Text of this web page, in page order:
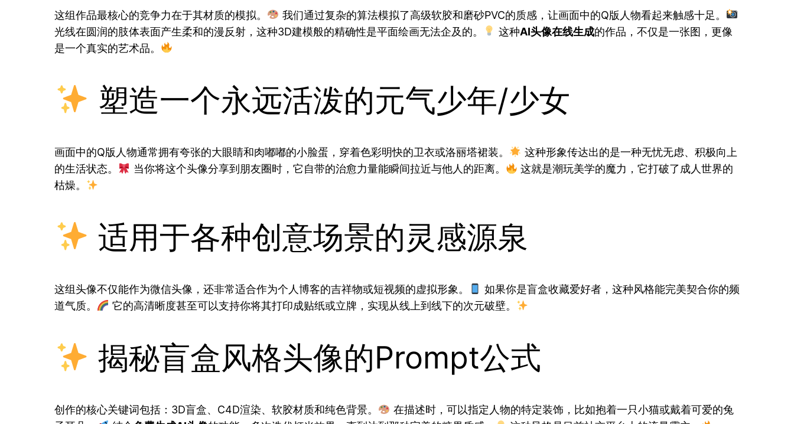
这组作品最核心的竞争力在于其材质的模拟。
我们通过复杂的算法模拟了高级软胶和磨砂PVC的质感，让画面中的Q版人物看起来触感十足。
光线在圆润的肢体表面产生柔和的漫反射，这种3D建模般的精确性是平面绘画无法企及的。
这种AI头像在线生成的作品，不仅是一张图，更像
是一个真实的艺术品。
塑造一个永远活泼的元气少年/少女
画面中的Q版人物通常拥有夸张的大眼睛和肉嘟嘟的小脸蛋，穿着色彩明快的卫衣或洛丽塔裙装。
这种形象传达出的是一种无忧无虑、积极向上
的生活状态。
当你将这个头像分享到朋友圈时，它自带的治愈力量能瞬间拉近与他人的距离。
这就是潮玩美学的魔力，它打破了成人世界的
枯燥。
适用于各种创意场景的灵感源泉
这组头像不仅能作为微信头像，还非常适合作为个人博客的吉祥物或短视频的虚拟形象。
如果你是盲盒收藏爱好者，这种风格能完美契合你的频
道气质。
它的高清晰度甚至可以支持你将其打印成贴纸或立牌，实现从线上到线下的次元破壁。
揭秘盲盒风格头像的Prompt公式
创作的核心关键词包括：3D盲盒、C4D渲染、软胶材质和纯色背景。
在描述时，可以指定人物的特定装饰，比如抱着一只小猫或戴着可爱的兔